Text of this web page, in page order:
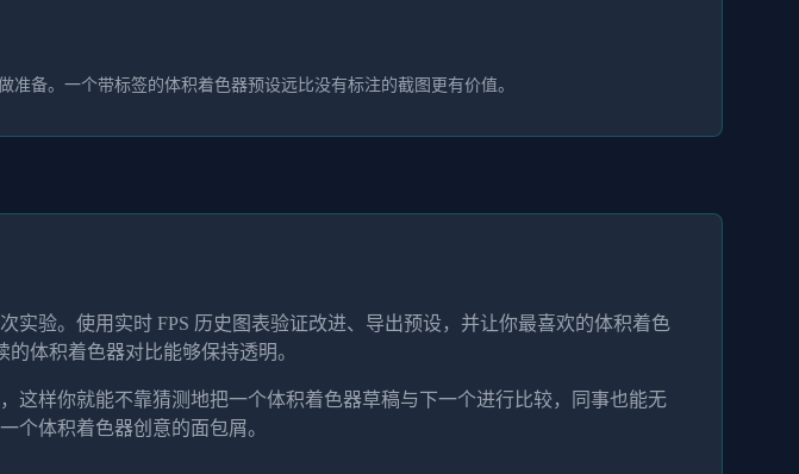
备。一个带标签的体积着色器预设远比没有标注的截图更有价值。
验。使用实时 FPS 历史图表验证改进、导出预设，并让你最喜欢的体积着色
体积着色器对比能够保持透明。
这样你就能不靠猜测地把一个体积着色器草稿与下一个进行比较，同事也能无
个体积着色器创意的面包屑。